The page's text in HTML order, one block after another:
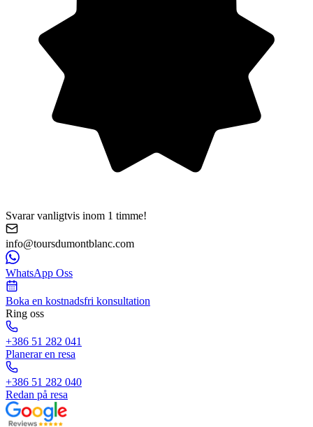
Svarar vanligtvis inom 1 timme!
info@toursdumontblanc.com
WhatsApp Oss
Boka en kostnadsfri konsultation
Ring oss
+386 51 282 041
Planerar en resa
+386 51 282 040
Redan på resa